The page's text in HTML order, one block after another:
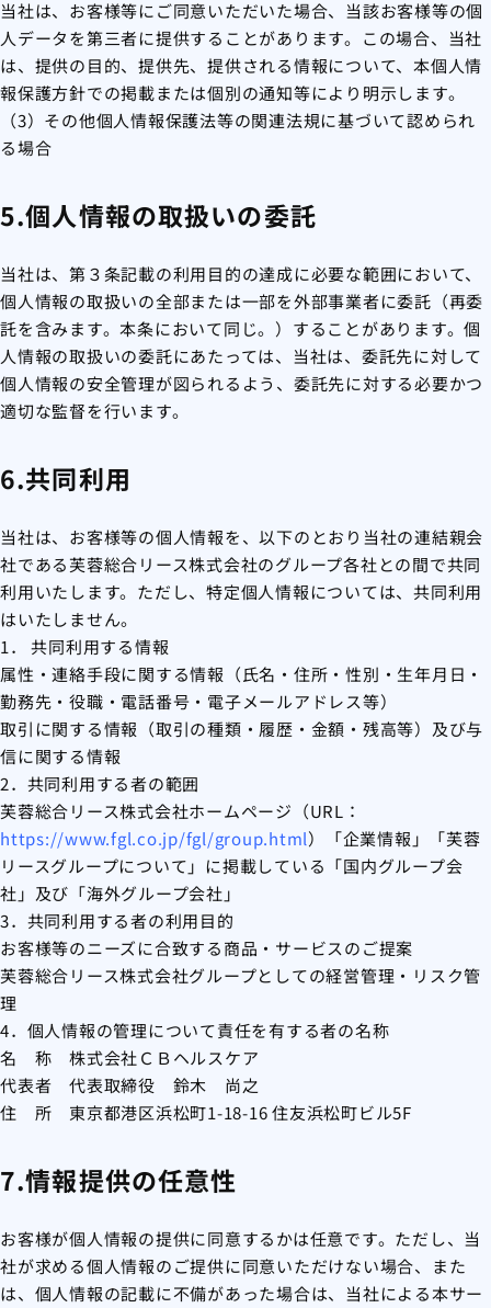
当社は、お客様等にご同意いただいた場合、当該お客様等の個
人データを第三者に提供することがあります。この場合、当社
は、提供の目的、提供先、提供される情報について、本個人情
報保護方針での掲載または個別の通知等により明示します。
（3）その他個人情報保護法等の関連法規に基づいて認められ
る場合
5.個人情報の取扱いの委託
当社は、第３条記載の利用目的の達成に必要な範囲において、
個人情報の取扱いの全部または一部を外部事業者に委託（再委
託を含みます。本条において同じ。）することがあります。個
人情報の取扱いの委託にあたっては、当社は、委託先に対して
個人情報の安全管理が図られるよう、委託先に対する必要かつ
適切な監督を行います。
6.共同利用
当社は、お客様等の個人情報を、以下のとおり当社の連結親会
社である芙蓉総合リース株式会社のグループ各社との間で共同
利用いたします。ただし、特定個人情報については、共同利用
はいたしません。
1． 共同利用する情報
属性・連絡手段に関する情報（氏名・住所・性別・生年月日・
勤務先・役職・電話番号・電子メールアドレス等）
取引に関する情報（取引の種類・履歴・金額・残高等）及び与
信に関する情報
2．共同利用する者の範囲
芙蓉総合リース株式会社ホームページ（URL：
https://www.fgl.co.jp/fgl/group.html）「企業情報」「芙蓉
リースグループについて」に掲載している「国内グループ会
社」及び「海外グループ会社」
3．共同利用する者の利用目的
お客様等のニーズに合致する商品・サービスのご提案
芙蓉総合リース株式会社グループとしての経営管理・リスク管
理
4．個人情報の管理について責任を有する者の名称
名 称 株式会社ＣＢヘルスケア
代表者 代表取締役 鈴木 尚之
住 所 東京都港区浜松町1-18-16 住友浜松町ビル5F
7.情報提供の任意性
お客様が個人情報の提供に同意するかは任意です。ただし、当
社が求める個人情報のご提供に同意いただけない場合、また
は、個人情報の記載に不備があった場合は、当社による本サー